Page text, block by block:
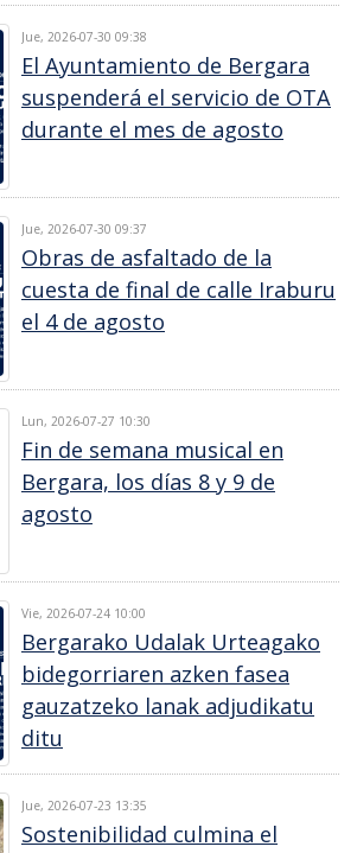
Jue, 2026-07-30 09:38
El Ayuntamiento de Bergara
suspenderá el servicio de OTA
durante el mes de agosto
Jue, 2026-07-30 09:37
Obras de asfaltado de la
cuesta de final de calle Iraburu
el 4 de agosto
Lun, 2026-07-27 10:30
Fin de semana musical en
Bergara, los días 8 y 9 de
agosto
Vie, 2026-07-24 10:00
Bergarako Udalak Urteagako
bidegorriaren azken fasea
gauzatzeko lanak adjudikatu
ditu
Jue, 2026-07-23 13:35
Sostenibilidad culmina el